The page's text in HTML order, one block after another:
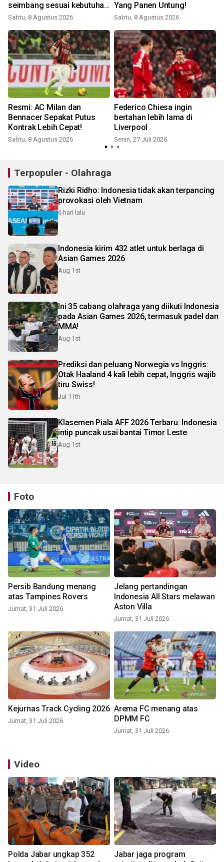
seimbang sesuai kebutuhan
Liga Inggris
Sabtu, 8 Agustus 2026
Yang Panen Untung!
Sabtu, 8 Agustus 2026
Resmi: AC Milan dan
Bennacer Sepakat Putus
Kontrak Lebih Cepat!
Sabtu, 8 Agustus 2026
Federico Chiesa ingin
bertahan lebih lama di
Liverpool
Senin, 27 Juli 2026
Terpopuler - Olahraga
Rizki Ridho: Indonesia tidak akan terpancing
provokasi oleh Vietnam
6 hari lalu
Indonesia kirim 432 atlet untuk berlaga di
Asian Games 2026
Aug 1st
Ini 35 cabang olahraga yang diikuti Indonesia
pada Asian Games 2026, termasuk padel dan
MMA!
Aug 1st
Prediksi dan peluang Norwegia vs Inggris:
Otak Haaland 4 kali lebih cepat, Inggris wajib
tiru Swiss!
Jul 11th
Klasemen Piala AFF 2026 Terbaru: Indonesia
intip puncak usai bantai Timor Leste
Aug 1st
Foto
Persib Bandung menang
atas Tampines Rovers
Jumat, 31 Juli 2026
Jelang pertandingan
Indonesia All Stars melawan
Aston Villa
Jumat, 31 Juli 2026
Kejurnas Track Cycling 2026
Jumat, 31 Juli 2026
Arema FC menang atas
DPMM FC
Jumat, 31 Juli 2026
Video
Polda Jabar ungkap 352
Jabar jaga program